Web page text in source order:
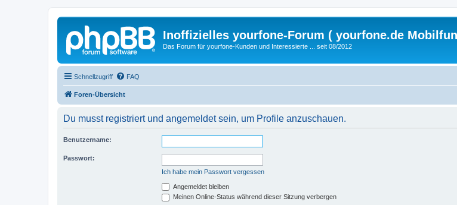
Inoffizielles yourfone-Forum ( yourfone.de
Das Forum für yourfone-Kunden und Interessierte ... seit 08/2012
Schnellzugriff FAQ
Foren-Übersicht
Du musst registriert und angemeldet sein, um Profile anzuschauen.
Benutzername:
Passwort:
Ich habe mein Passwort vergessen
Angemeldet bleiben
Meinen Online-Status während dieser Sitzung verbergen